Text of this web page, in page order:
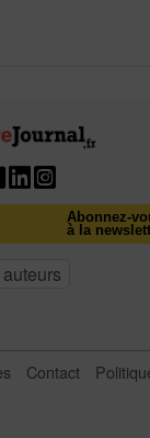
Abonnez-
à la
Contact